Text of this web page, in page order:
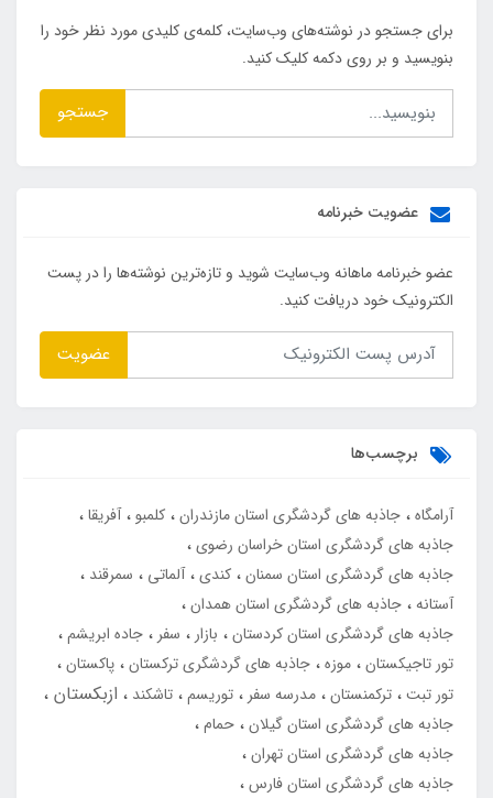
برای جستجو در نوشته‌های وب‌سایت، کلمه‌ی کلیدی مورد نظر خود را
بنویسید و بر روی دکمه کلیک کنید.
جستجو
عضویت خبرنامه
عضو خبرنامه ماهانه وب‌سایت شوید و تازه‌ترین نوشته‌ها را در پست
الکترونیک خود دریافت کنید.
عضویت
برچسب‌ها
آرامگاه جاذبه های گردشگری استان مازندران کلمبو آفریقا
جاذبه های گردشگری استان خراسان رضوی
جاذبه های گردشگری استان سمنان کندی آلماتی
سمرقند
آستانه جاذبه های گردشگری استان همدان
جاذبه های گردشگری استان کردستان
بازار سفر
جاده ابریشم
تور تاجیکستان موزه جاذبه های گردشگری ترکستان پاکستان
تور تبت ترکمنستان مدرسه سفر توریسم تاشکند ازبکستان
جاذبه های گردشگری استان گیلان حمام
جاذبه های گردشگری استان تهران
جاذبه های گردشگری استان فارس